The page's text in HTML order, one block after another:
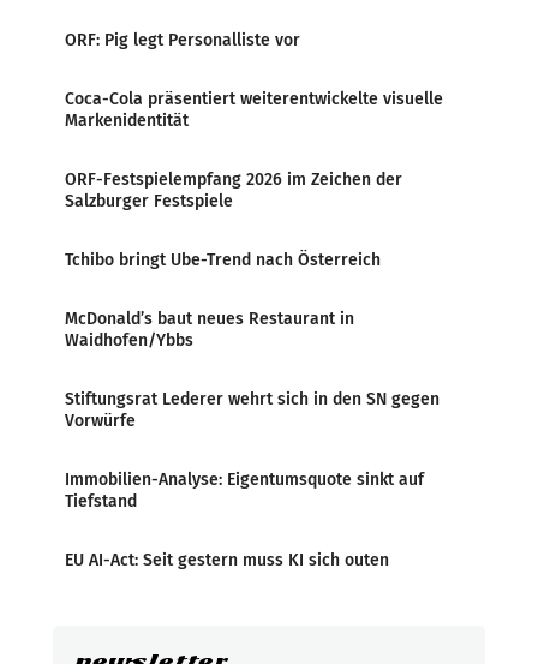
ORF: Pig legt Personalliste vor
Coca-Cola präsentiert weiterentwickelte visuelle
Markenidentität
ORF-Festspielempfang 2026 im Zeichen der
Salzburger Festspiele
Tchibo bringt Ube-Trend nach Österreich
McDonald’s baut neues Restaurant in
Waidhofen/Ybbs
Stiftungsrat Lederer wehrt sich in den SN gegen
Vorwürfe
Immobilien-Analyse: Eigentumsquote sinkt auf
Tiefstand
EU AI-Act: Seit gestern muss KI sich outen